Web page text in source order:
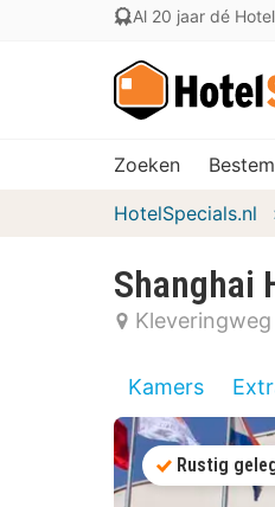
Al 20 jaar dé
Zoeken
HotelSpecials.nl
Shanghai
Kleveringweg
Kamers
Rustig